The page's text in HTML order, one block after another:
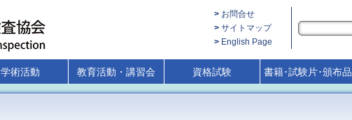
お問合せ
サイトマップ
English Page
学術活動 教育活動・講習会 資格試験 書籍･試験片･頒布品